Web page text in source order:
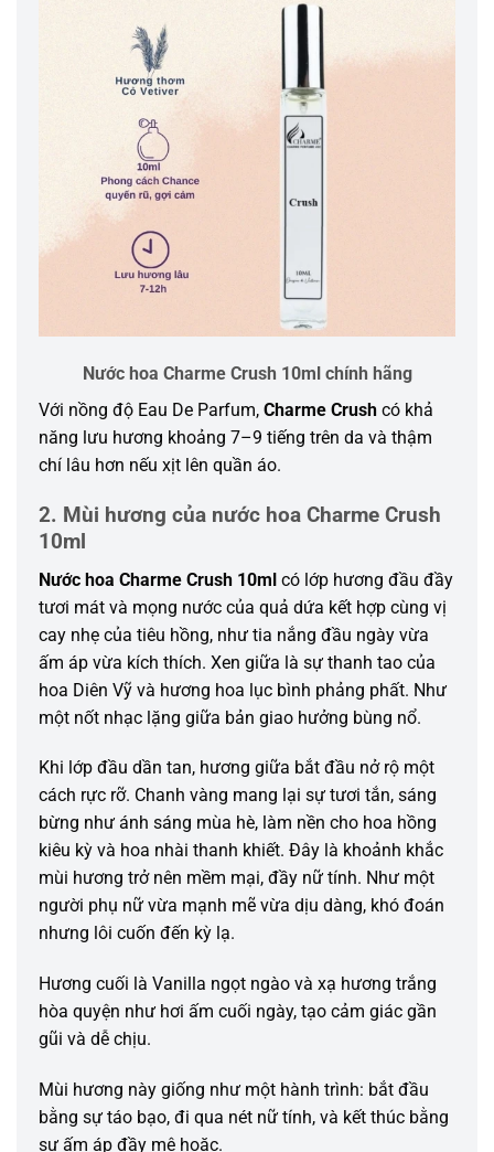
Nước hoa Charme Crush 10ml chính hãng
Với nồng độ Eau De Parfum, Charme Crush có khả
năng lưu hương khoảng 7–9 tiếng trên da và thậm
chí lâu hơn nếu xịt lên quần áo.
2. Mùi hương của nước hoa Charme Crush
10ml
Nước hoa Charme Crush 10ml có lớp hương đầu đầy
tươi mát và mọng nước của quả dứa kết hợp cùng vị
cay nhẹ của tiêu hồng, như tia nắng đầu ngày vừa
ấm áp vừa kích thích. Xen giữa là sự thanh tao của
hoa Diên Vỹ và hương hoa lục bình phảng phất. Như
một nốt nhạc lặng giữa bản giao hưởng bùng nổ.
Khi lớp đầu dần tan, hương giữa bắt đầu nở rộ một
cách rực rỡ. Chanh vàng mang lại sự tươi tắn, sáng
bừng như ánh sáng mùa hè, làm nền cho hoa hồng
kiêu kỳ và hoa nhài thanh khiết. Đây là khoảnh khắc
mùi hương trở nên mềm mại, đầy nữ tính. Như một
người phụ nữ vừa mạnh mẽ vừa dịu dàng, khó đoán
nhưng lôi cuốn đến kỳ lạ.
Hương cuối là Vanilla ngọt ngào và xạ hương trắng
hòa quyện như hơi ấm cuối ngày, tạo cảm giác gần
gũi và dễ chịu.
Mùi hương này giống như một hành trình: bắt đầu
bằng sự táo bạo, đi qua nét nữ tính, và kết thúc bằng
sự ấm áp đầy mê hoặc.